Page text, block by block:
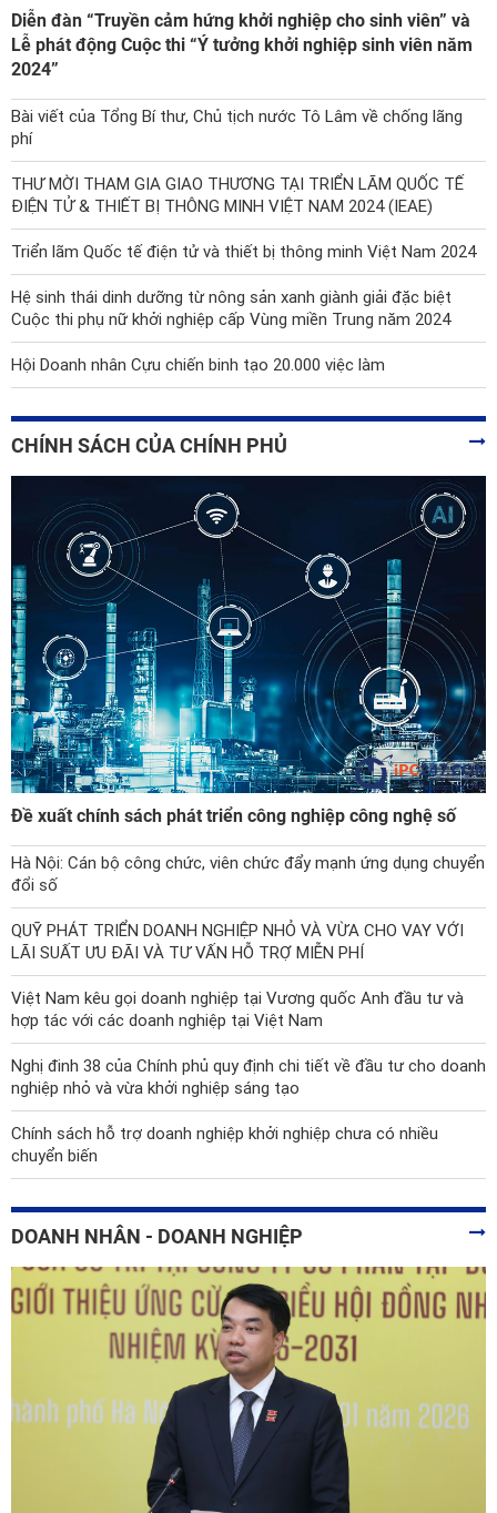
Diễn đàn “Truyền cảm hứng khởi nghiệp cho sinh viên” và
Lễ phát động Cuộc thi “Ý tưởng khởi nghiệp sinh viên năm
2024”
Bài viết của Tổng Bí thư, Chủ tịch nước Tô Lâm về chống lãng
phí
THƯ MỜI THAM GIA GIAO THƯƠNG TẠI TRIỂN LÃM QUỐC TẾ
ĐIỆN TỬ & THIẾT BỊ THÔNG MINH VIỆT NAM 2024 (IEAE)
Triển lãm Quốc tế điện tử và thiết bị thông minh Việt Nam 2024
Hệ sinh thái dinh dưỡng từ nông sản xanh giành giải đặc biệt
Cuộc thi phụ nữ khởi nghiệp cấp Vùng miền Trung năm 2024
Hội Doanh nhân Cựu chiến binh tạo 20.000 việc làm
CHÍNH SÁCH CỦA CHÍNH PHỦ
Đề xuất chính sách phát triển công nghiệp công nghệ số
Hà Nội: Cán bộ công chức, viên chức đẩy mạnh ứng dụng chuyển
đổi số
QUỸ PHÁT TRIỂN DOANH NGHIỆP NHỎ VÀ VỪA CHO VAY VỚI
LÃI SUẤT ƯU ĐÃI VÀ TƯ VẤN HỖ TRỢ MIỄN PHÍ
Việt Nam kêu gọi doanh nghiệp tại Vương quốc Anh đầu tư và
hợp tác với các doanh nghiệp tại Việt Nam
Nghị đinh 38 của Chính phủ quy định chi tiết về đầu tư cho doanh
nghiệp nhỏ và vừa khởi nghiệp sáng tạo
Chính sách hỗ trợ doanh nghiệp khởi nghiệp chưa có nhiều
chuyển biến
DOANH NHÂN - DOANH NGHIỆP